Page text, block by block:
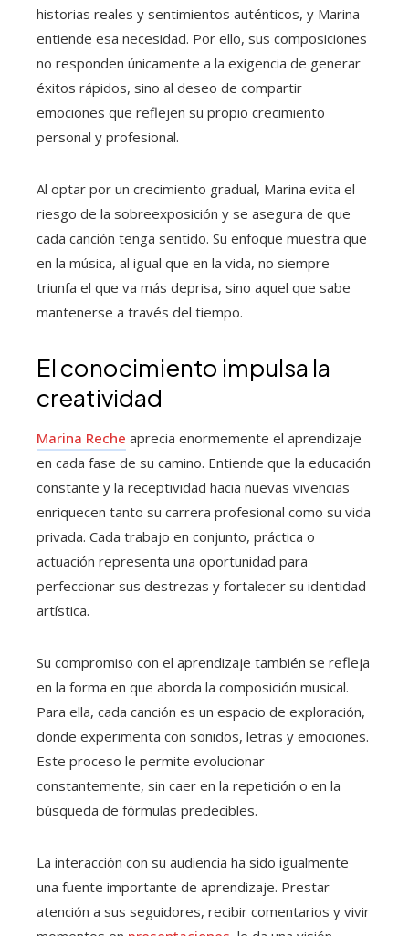
historias reales y sentimientos auténticos, y Marina
entiende esa necesidad. Por ello, sus composiciones
no responden únicamente a la exigencia de generar
éxitos rápidos, sino al deseo de compartir
emociones que reflejen su propio crecimiento
personal y profesional.
Al optar por un crecimiento gradual, Marina evita el
riesgo de la sobreexposición y se asegura de que
cada canción tenga sentido. Su enfoque muestra que
en la música, al igual que en la vida, no siempre
triunfa el que va más deprisa, sino aquel que sabe
mantenerse a través del tiempo.
El conocimiento impulsa la
creatividad
Marina Reche aprecia enormemente el aprendizaje
en cada fase de su camino. Entiende que la educación
constante y la receptividad hacia nuevas vivencias
enriquecen tanto su carrera profesional como su vida
privada. Cada trabajo en conjunto, práctica o
actuación representa una oportunidad para
perfeccionar sus destrezas y fortalecer su identidad
artística.
Su compromiso con el aprendizaje también se refleja
en la forma en que aborda la composición musical.
Para ella, cada canción es un espacio de exploración,
donde experimenta con sonidos, letras y emociones.
Este proceso le permite evolucionar
constantemente, sin caer en la repetición o en la
búsqueda de fórmulas predecibles.
La interacción con su audiencia ha sido igualmente
una fuente importante de aprendizaje. Prestar
atención a sus seguidores, recibir comentarios y vivir